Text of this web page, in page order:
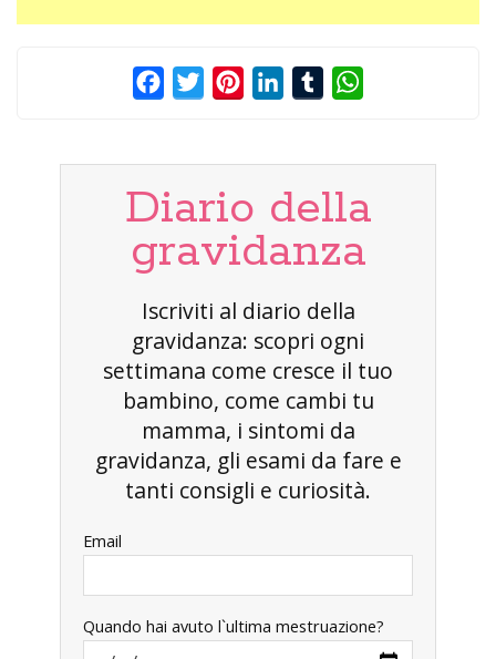
FacebookTwitterPinterestLinkedInTumblr
Diario della
gravidanza
Iscriviti al diario della
gravidanza: scopri ogni
settimana come cresce il tuo
bambino, come cambi tu
mamma, i sintomi da
gravidanza, gli esami da fare e
tanti consigli e curiosità.
Email
Quando hai avuto l`ultima mestruazione?